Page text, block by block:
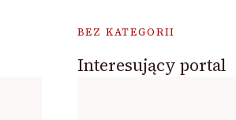
BEZ KATEGORII
Interesujący portal